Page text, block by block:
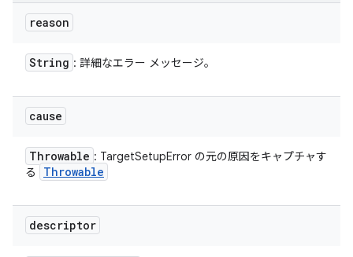
reason
String : 詳細なエラー メッセージ。
cause
Throwable : TargetSetupError の元の原因をキャプチャす
る
Throwable
descriptor